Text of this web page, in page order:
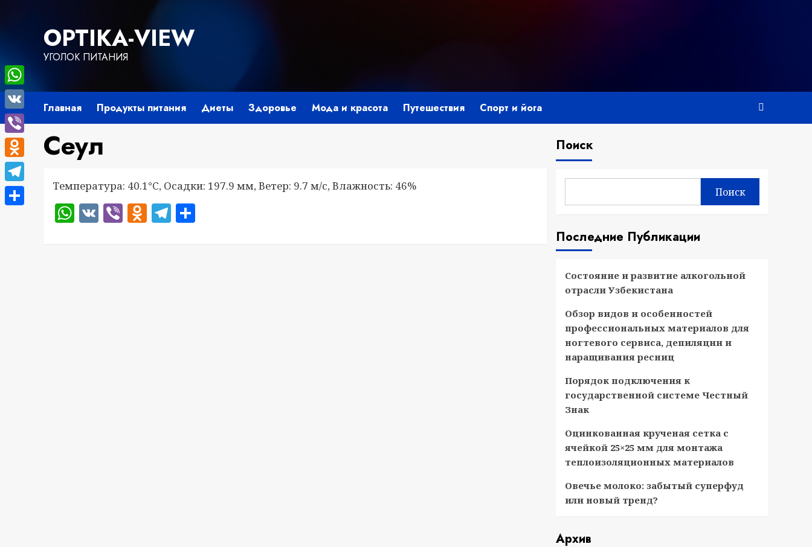
содержимомуOPTIKA-VIEW
УГОЛОК ПИТАНИЯ
Главная Продукты питания Диеты Здоровье Мода и красота Путешествия Спорт и йога
Сеул
Температура: 40.1°C, Осадки: 197.9 мм, Ветер: 9.7 м/с, Влажность: 46%
WhatsApp
VKViberOdnoklassniki
Telegram
Поиск
Поиск
Последние Публикации
Состояние и развитие алкогольной
отрасли Узбекистана
Обзор видов и особенностей
профессиональных материалов для
ногтевого сервиса, депиляции и
наращивания ресниц
Порядок подключения к
государственной системе Честный
Знак
Оцинкованная крученая сетка с
ячейкой 25×25 мм для монтажа
теплоизоляционных материалов
Овечье молоко: забытый суперфуд
или новый тренд?
Архив
WhatsApp
VK
Viber
Odnoklassniki
Telegram
Отправить